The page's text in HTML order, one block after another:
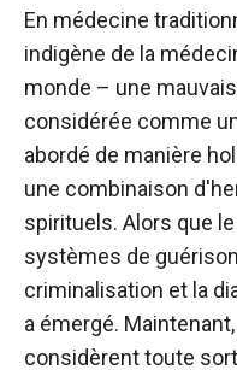
En médecine
indigène de la
monde – une
considérée comme
abordé de manière
une combinaison
spirituels. Alors que
systèmes de
criminalisation et la
a émergé.
considèrent toute